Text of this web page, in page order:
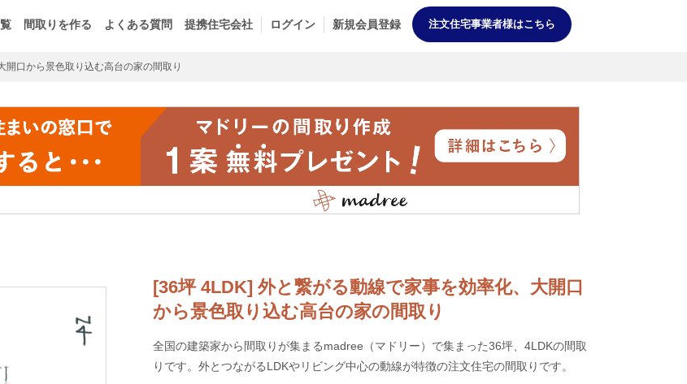
間取りを作る よくある質問 提携住宅会社 ログイン 新規会員登録 注文住宅事業者様はこちら
開口から景色取り込む高台の家の間取り
[36坪 4LDK] 外と繋がる動線で家事を効率化、大開口
から景色取り込む高台の家の間取り
全国の建築家から間取りが集まるmadree（マドリー）で集まった36坪、4LDKの間取
りです。外とつながるLDKやリビング中心の動線が特徴の注文住宅の間取りです。